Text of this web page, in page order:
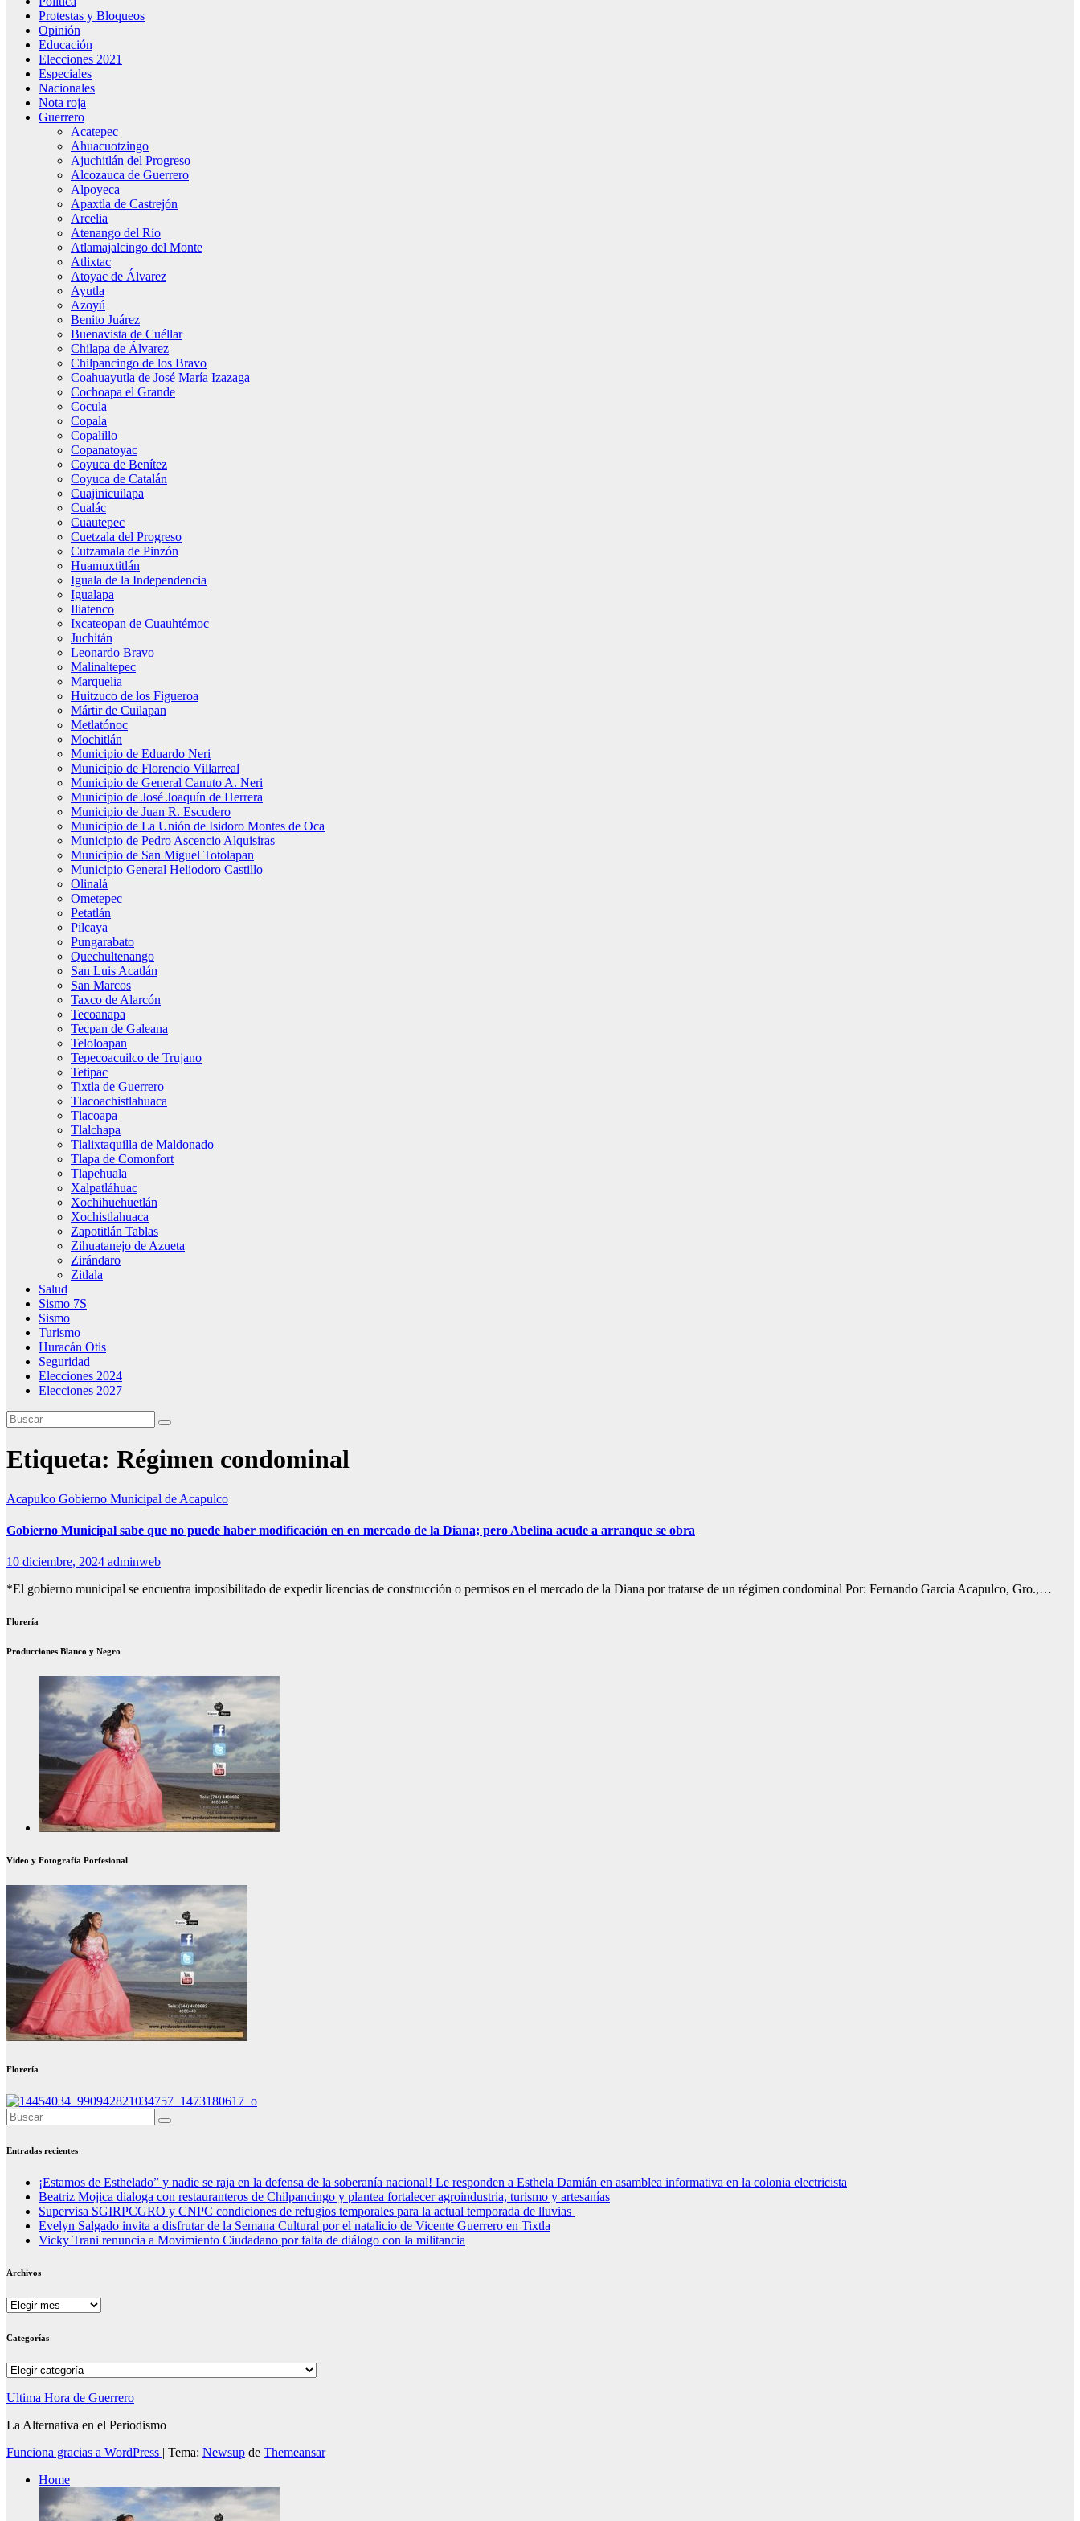
Protestas y Bloqueos
Opinión
Educación
Elecciones 2021
Especiales
Nacionales
Nota roja
Guerrero
Acatepec
Ahuacuotzingo
Ajuchitlán del Progreso
Alcozauca de Guerrero
Alpoyeca
Apaxtla de Castrejón
Arcelia
Atenango del Río
Atlamajalcingo del Monte
Atlixtac
Atoyac de Álvarez
Ayutla
Azoyú
Benito Juárez
Buenavista de Cuéllar
Chilapa de Álvarez
Chilpancingo de los Bravo
Coahuayutla de José María Izazaga
Cochoapa el Grande
Cocula
Copala
Copalillo
Copanatoyac
Coyuca de Benítez
Coyuca de Catalán
Cuajinicuilapa
Cualác
Cuautepec
Cuetzala del Progreso
Cutzamala de Pinzón
Huamuxtitlán
Iguala de la Independencia
Igualapa
Iliatenco
Ixcateopan de Cuauhtémoc
Juchitán
Leonardo Bravo
Malinaltepec
Marquelia
Huitzuco de los Figueroa
Mártir de Cuilapan
Metlatónoc
Mochitlán
Municipio de Eduardo Neri
Municipio de Florencio Villarreal
Municipio de General Canuto A. Neri
Municipio de José Joaquín de Herrera
Municipio de Juan R. Escudero
Municipio de La Unión de Isidoro Montes de Oca
Municipio de Pedro Ascencio Alquisiras
Municipio de San Miguel Totolapan
Municipio General Heliodoro Castillo
Olinalá
Ometepec
Petatlán
Pilcaya
Pungarabato
Quechultenango
San Luis Acatlán
San Marcos
Taxco de Alarcón
Tecoanapa
Tecpan de Galeana
Teloloapan
Tepecoacuilco de Trujano
Tetipac
Tixtla de Guerrero
Tlacoachistlahuaca
Tlacoapa
Tlalchapa
Tlalixtaquilla de Maldonado
Tlapa de Comonfort
Tlapehuala
Xalpatláhuac
Xochihuehuetlán
Xochistlahuaca
Zapotitlán Tablas
Zihuatanejo de Azueta
Zirándaro
Zitlala
Salud
Sismo 7S
Sismo
Turismo
Huracán Otis
Seguridad
Elecciones 2024
Elecciones 2027
Etiqueta: Régimen condominal
Acapulco Gobierno Municipal de Acapulco
Gobierno Municipal sabe que no puede haber modificación en en mercado de la Diana; pero Abelina acude a arranque se obra
10 diciembre, 2024 adminweb
*El gobierno municipal se encuentra imposibilitado de expedir licencias de construcción o permisos en el mercado de la Diana por tratarse de un régimen condominal Por: Fernando García Acapulco, Gro.,…
Florería
Producciones Blanco y Negro
Video y Fotografía Porfesional
Florería
Entradas recientes
¡Estamos de Esthelado” y nadie se raja en la defensa de la soberanía nacional! Le responden a Esthela Damián en asamblea informativa en la colonia electricista
Beatriz Mojica dialoga con restauranteros de Chilpancingo y plantea fortalecer agroindustria, turismo y artesanías
Supervisa SGIRPCGRO y CNPC condiciones de refugios temporales para la actual temporada de lluvias
Evelyn Salgado invita a disfrutar de la Semana Cultural por el natalicio de Vicente Guerrero en Tixtla
Vicky Trani renuncia a Movimiento Ciudadano por falta de diálogo con la militancia
Archivos
Archivos
Categorías
Categorías
Ultima Hora de Guerrero
La Alternativa en el Periodismo
Funciona gracias a WordPress | Tema: Newsup de Themeansar
Home